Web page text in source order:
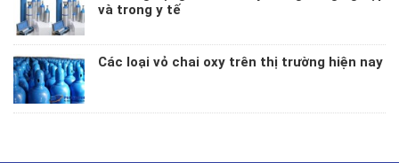
và trong y tế
Các loại vỏ chai oxy trên thị trường hiện nay